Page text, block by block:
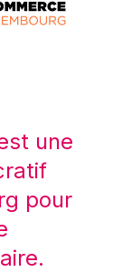
une
pour